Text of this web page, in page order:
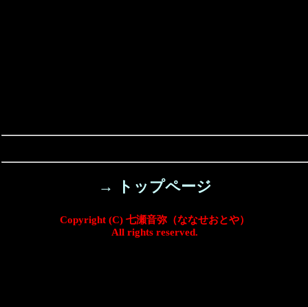
→ トップページ
Copyright (C) 七瀬音弥（ななせおとや）
All rights reserved.